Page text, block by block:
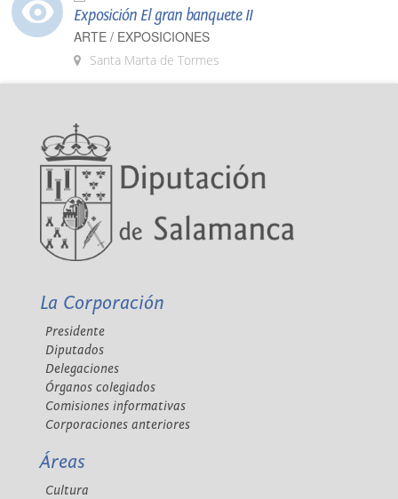
Exposición El gran banquete II
ARTE / EXPOSICIONES
Santa Marta de Tormes
La Corporación
Presidente
Diputados
Delegaciones
Órganos colegiados
Comisiones informativas
Corporaciones anteriores
Áreas
Cultura